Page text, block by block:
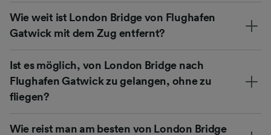
Wie weit ist London Bridge von Flughafen
Gatwick mit dem Zug entfernt?
Ist es möglich, von London Bridge nach
Flughafen Gatwick zu gelangen, ohne zu
fliegen?
Wie reist man am besten von London Bridge